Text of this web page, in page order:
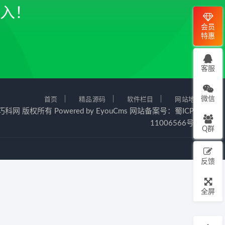
！
首页 精品源码 软件栏目 网站地图
科网 版权所有 Powered by EyouCms 网站备案号： 蜀ICP备
11006566号-1
会员
特惠
客服
微信
Q群
反馈
全屏